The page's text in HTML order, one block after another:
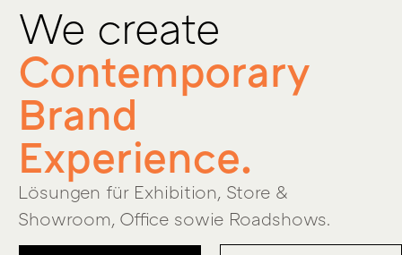
We create
Contemporary
Brand
Experience.
Lösungen für Exhibition, Store &
Showroom, Office sowie Roadshows.